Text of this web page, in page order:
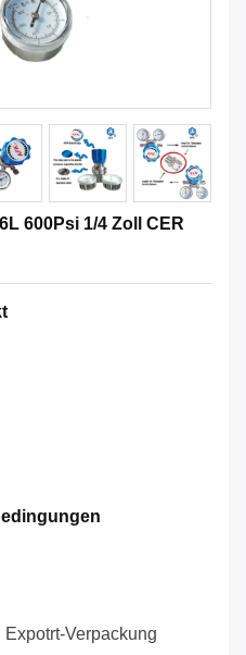
600Psi 1/4 Zoll CER
Expotrt-Verpackung